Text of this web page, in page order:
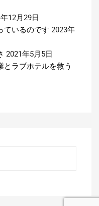
12月29日
ているのです 2023年
2021年5月5日
とラブホテルを救う